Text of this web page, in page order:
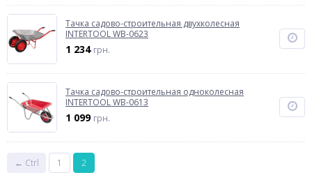
Тачка садово-строительная двухколесная
INTERTOOL WB-0623
1 234 грн.
Тачка садово-строительная одноколесная
INTERTOOL WB-0613
1 099 грн.
← Ctrl 1 2